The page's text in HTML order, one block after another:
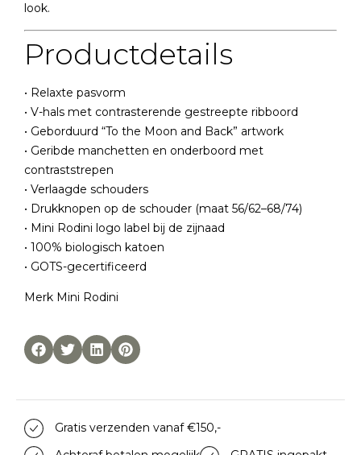
look.
Productdetails
• Relaxte pasvorm
• V-hals met contrasterende gestreepte ribboord
• Geborduurd “To the Moon and Back” artwork
• Geribde manchetten en onderboord met
contraststrepen
• Verlaagde schouders
• Drukknopen op de schouder (maat 56/62–68/74)
• Mini Rodini logo label bij de zijnaad
• 100% biologisch katoen
• GOTS-gecertificeerd
Merk Mini Rodini
Gratis verzenden vanaf €150,-